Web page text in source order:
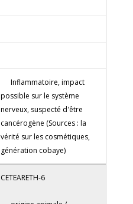
Inflammatoire, impact
possible sur le système
nerveux, suspecté d'être
cancérogène (Sources : la
vérité sur les cosmétiques,
génération cobaye)
CETEARETH-6